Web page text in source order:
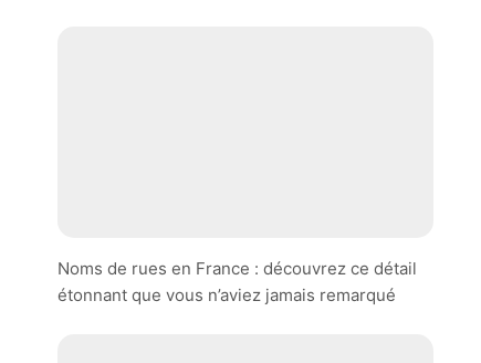
Noms de rues en France : découvrez ce détail
étonnant que vous n’aviez jamais remarqué